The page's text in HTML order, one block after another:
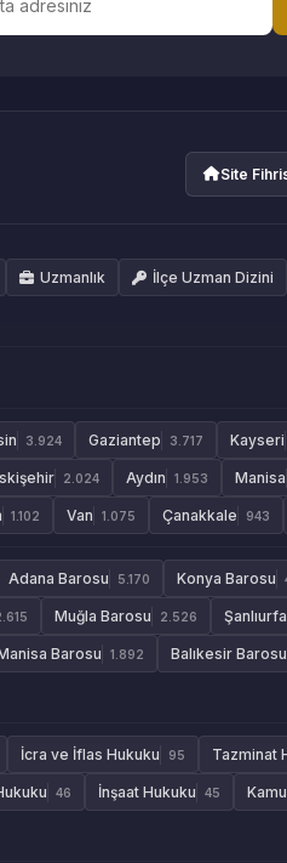
Site
Uzmanlık İlçe Uzman Dizini
3.924 Gaziantep 3.717 Kayseri
2.024 Aydın 1.953 Manisa
1.102 Van 1.075 Çanakkale 943
Adana Barosu 5.170 Konya Barosu
Muğla Barosu 2.526
Barosu 1.892 Balıkesir Barosu
İcra ve İflas Hukuku 95 Tazminat
46 İnşaat Hukuku 45